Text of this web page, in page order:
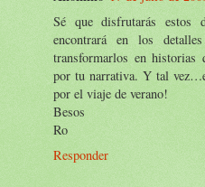
Sé que disfrutarás estos
encontrará en los
transformarlos en historias
por tu narrativa. Y tal
por el viaje de verano!
Besos
Ro
Responder